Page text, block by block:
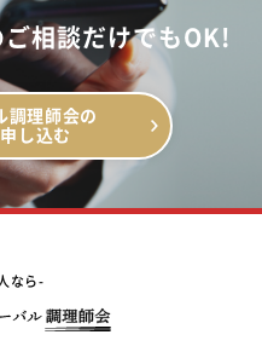
相談だけでもOK!
調理師会の
し込む
なら-